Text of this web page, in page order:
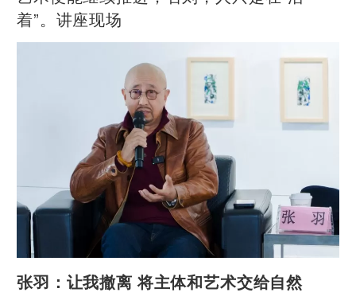
着”。讲座现场
张羽：让我撤离 将主体和艺术交给自然